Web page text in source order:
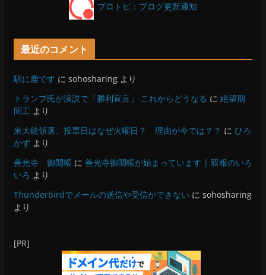
ブロトピ：ブログ更新通知
最近のコメント
駅に鹿です に sohosharingより
トランプ氏が演説で「勝利宣言」 これからどうなる に 絶望期
間工より
米大統領選、投票日はなぜ火曜日？ 理由が今では？？ に ひろ
かずより
善光寺 御開帳 に 善光寺御開帳が始まっています | 双報のいろ
いろ より
Thunderbirdでメールの送信や受信ができない に sohosharing
より
[PR]